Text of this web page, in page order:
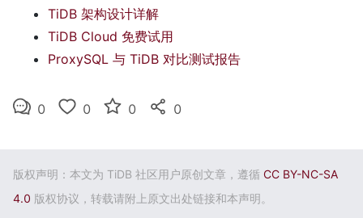
TiDB 架构设计详解
TiDB Cloud 免费试用
ProxySQL 与 TiDB 对比测试报告
0 0 0 0
版权声明：本文为 TiDB 社区用户原创文章，遵循 CC BY-NC-SA
4.0 版权协议，转载请附上原文出处链接和本声明。